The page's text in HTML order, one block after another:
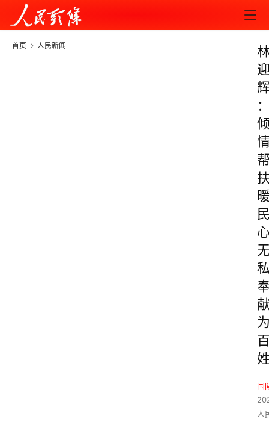
首页 人民新闻
国
人